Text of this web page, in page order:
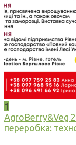
1
AgroBerry&Veg
переробка: